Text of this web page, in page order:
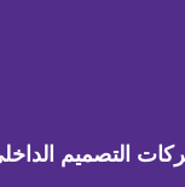
التصميم